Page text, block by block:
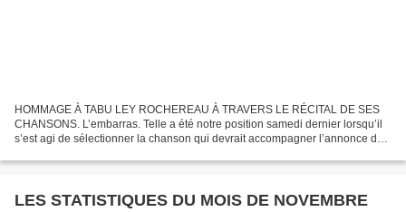
HOMMAGE À TABU LEY ROCHEREAU À TRAVERS LE RÉCITAL DE SES
CHANSONS. L’embarras. Telle a été notre position samedi dernier lorsqu’il
s’est agi de sélectionner la chanson qui devrait accompagner l’annonce du
LES STATISTIQUES DU MOIS DE NOVEMBRE